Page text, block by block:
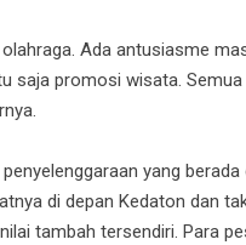
Ada antusiasme
saja promosi wisata.
yang berada
di depan Kedaton dan
tambah tersendiri. Para